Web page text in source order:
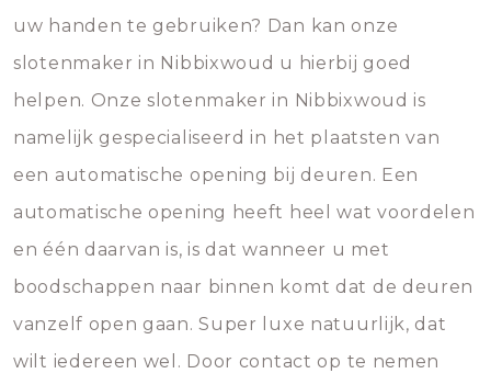
uw handen te gebruiken? Dan kan onze
slotenmaker in Nibbixwoud u hierbij goed
helpen. Onze slotenmaker in Nibbixwoud is
namelijk gespecialiseerd in het plaatsten van
een automatische opening bij deuren. Een
automatische opening heeft heel wat voordelen
en één daarvan is, is dat wanneer u met
boodschappen naar binnen komt dat de deuren
vanzelf open gaan. Super luxe natuurlijk, dat
wilt iedereen wel. Door contact op te nemen